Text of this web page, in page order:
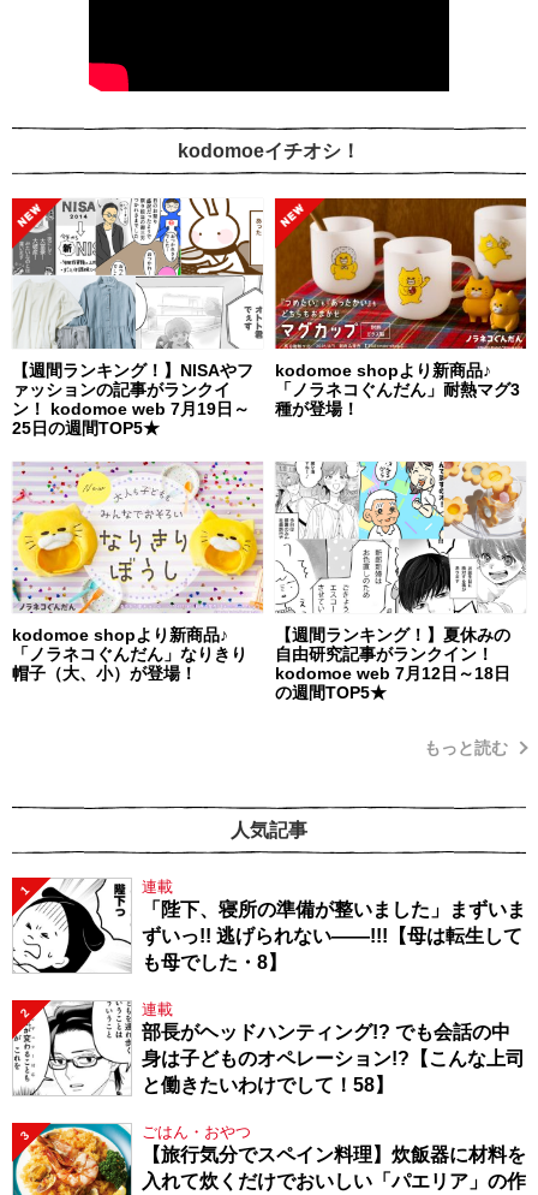
kodomoeイチオシ！
【週間ランキング！】NISAやフ
ァッションの記事がランクイ
ン！ kodomoe web 7月19日～
25日の週間TOP5★
kodomoe shopより新商品♪
「ノラネコぐんだん」耐熱マグ3
種が登場！
kodomoe shopより新商品♪
「ノラネコぐんだん」なりきり
帽子（大、小）が登場！
【週間ランキング！】夏休みの
自由研究記事がランクイン！
kodomoe web 7月12日～18日
の週間TOP5★
もっと読む
人気記事
1 連載
「陛下、寝所の準備が整いました」まずいま
ずいっ!! 逃げられない――!!!【母は転生して
も母でした・8】
2 連載
部長がヘッドハンティング!? でも会話の中
身は子どものオペレーション!?【こんな上司
と働きたいわけでして！58】
3 ごはん・おやつ
【旅行気分でスペイン料理】炊飯器に材料を
入れて炊くだけでおいしい「パエリア」の作